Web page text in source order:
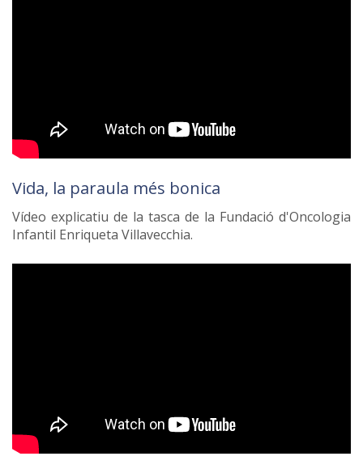
Vida, la paraula més bonica
Vídeo explicatiu de la tasca de la Fundació d'Oncologia
Infantil Enriqueta Villavecchia.